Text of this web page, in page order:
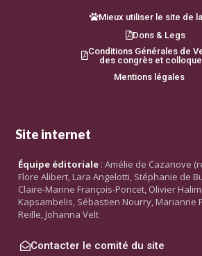
Mieux utiliser le site de
Dons & Legs
Conditions Générales de
des congrès et
Mentions légales
Site internet
Équipe éditoriale : Amélie de Cazanove
Flore Alibert, Lara Angelotti, Stéphanie de
Claire-Marine François-Poncet, Olivier
Kapsambelis, Sébastien Nourry, Marianne
Reille, Johanna Velt
Contacter le comité du site